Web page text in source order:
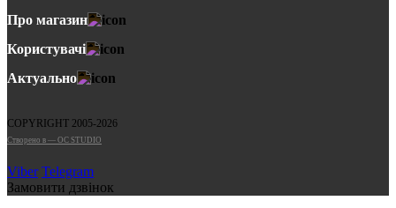
Про магазин
Користувачі
Актуально
COPYRIGHT 2005-2026
Cтворено в — OC STUDIO
Viber Telegram
Замовити дзвінок